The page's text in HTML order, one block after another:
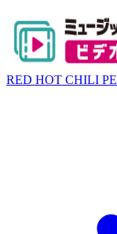
RED HOT CHILI